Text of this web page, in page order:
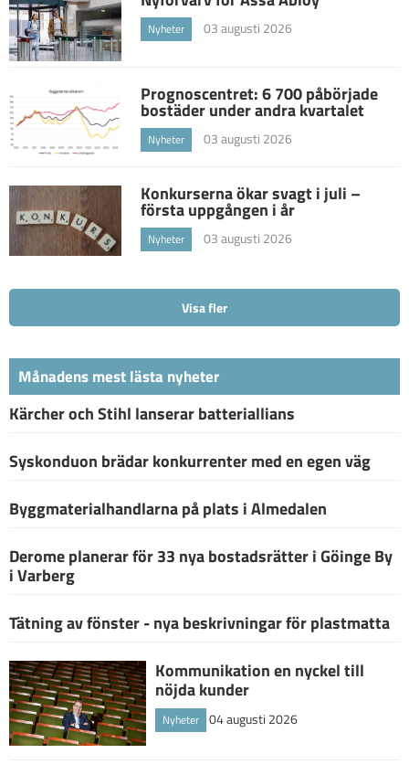
Nyheter 03 augusti 2026
Prognoscentret: 6 700 påbörjade
bostäder under andra kvartalet
Nyheter 03 augusti 2026
Konkurserna ökar svagt i juli –
första uppgången i år
Nyheter 03 augusti 2026
Visa fler
Månadens mest lästa nyheter
Kärcher och Stihl lanserar batteriallians
Syskonduon brädar konkurrenter med en egen väg
Byggmaterialhandlarna på plats i Almedalen
Derome planerar för 33 nya bostadsrätter i Göinge By
i Varberg
Tätning av fönster - nya beskrivningar för plastmatta
Kommunikation en nyckel till
nöjda kunder
Nyheter 04 augusti 2026